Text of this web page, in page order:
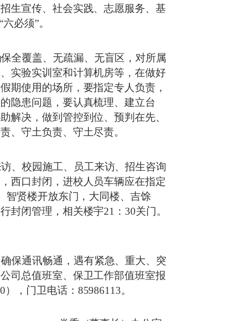
生宣传、社会实践、志愿服务、基
必须”。
全覆盖、无疏漏、无盲区，对所属
实验实训室和计算机房等，在做好
期使用的场所，要指定专人负责，
隐患问题，要认真梳理、建立台
解决，做到管控到位、预判在先、
、守土负责、守土尽责。
、校园施工、员工来访、招生咨询
西口封闭，进校人员车辆应在指定
智贤楼开放东门，大同楼、吉馀
封闭管理，相关楼宇21：30关门。
保通讯畅通，遇有紧急、重大、突
司总值班室、保卫工作部值班室报
，门卫电话：85986113。